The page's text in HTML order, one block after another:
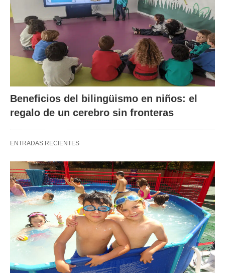
Beneficios del bilingüismo en niños: el
regalo de un cerebro sin fronteras
ENTRADAS RECIENTES